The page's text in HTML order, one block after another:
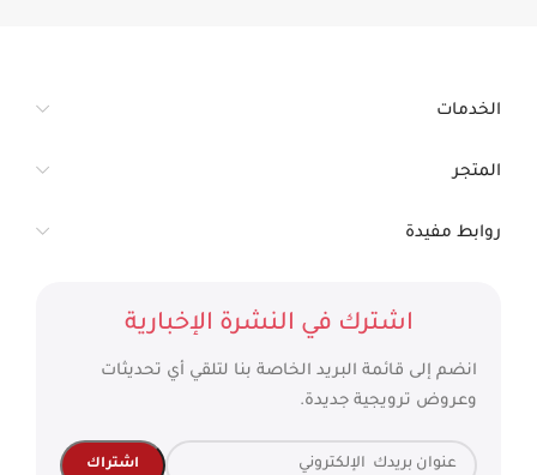
الخدمات
المتجر
روابط مفيدة
اشترك في النشرة الإخبارية
انضم إلى قائمة البريد الخاصة بنا لتلقي أي تحديثات
وعروض ترويجية جديدة.